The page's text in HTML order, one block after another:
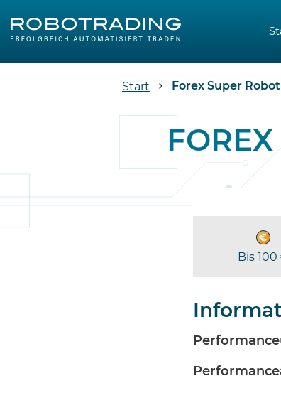
Start Forex Super
Bis 100